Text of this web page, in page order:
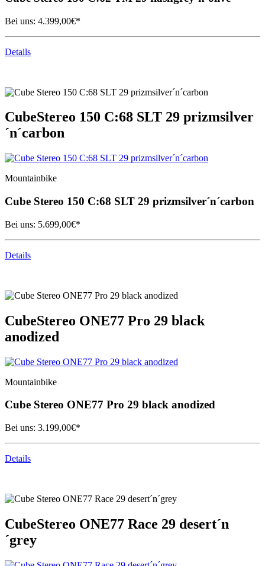
Bei uns: 4.399,00€*
Details
CubeStereo 150 C:68 SLT 29 prizmsilver
´n´carbon
Mountainbike
Cube Stereo 150 C:68 SLT 29 prizmsilver´n´carbon
Bei uns: 5.699,00€*
Details
CubeStereo ONE77 Pro 29 black
anodized
Mountainbike
Cube Stereo ONE77 Pro 29 black anodized
Bei uns: 3.199,00€*
Details
CubeStereo ONE77 Race 29 desert´n
´grey